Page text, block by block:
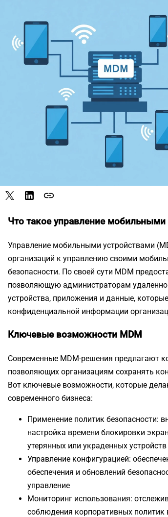
link
Что такое управление мобильными
Управление мобильными устройствами
организаций к управлению своими
безопасности. По своей сути MDM
позволяющую администраторам
устройства, приложения и данные,
конфиденциальной информации
Ключевые возможности MDM
Современные MDM-решения предлагают
позволяющих организациям сохранять
Вот ключевые возможности, которые
современного бизнеса:
Применение политик безопасности:
настройка времени блокировки
утерянных или украденных устройств
Управление конфигурацией:
обеспечения и обновлений
управление
Мониторинг использования:
соблюдения корпоративных